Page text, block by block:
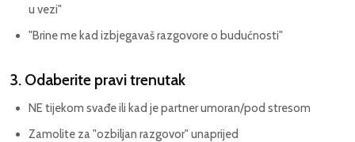
u vezi"
"Brine me kad izbjegavaš razgovore o budućnosti"
3. Odaberite pravi trenutak
NE tijekom svađe ili kad je partner umoran/pod stresom
Zamolite za "ozbiljan razgovor" unaprijed